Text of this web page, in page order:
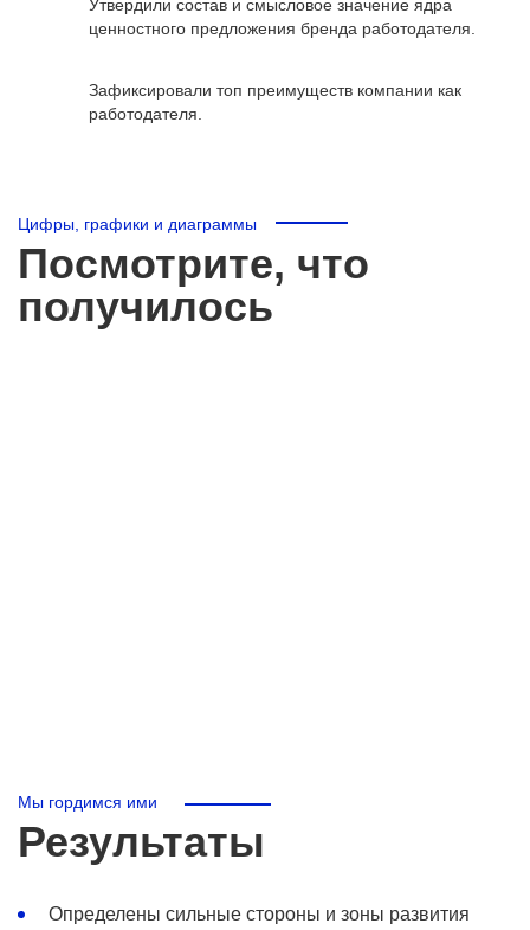
Утвердили состав и смысловое значение ядра
ценностного предложения бренда работодателя.
Зафиксировали топ преимуществ компании как
работодателя.
Цифры, графики и диаграммы
Посмотрите, что
получилось
Мы гордимся ими
Результаты
Определены сильные стороны и зоны развития